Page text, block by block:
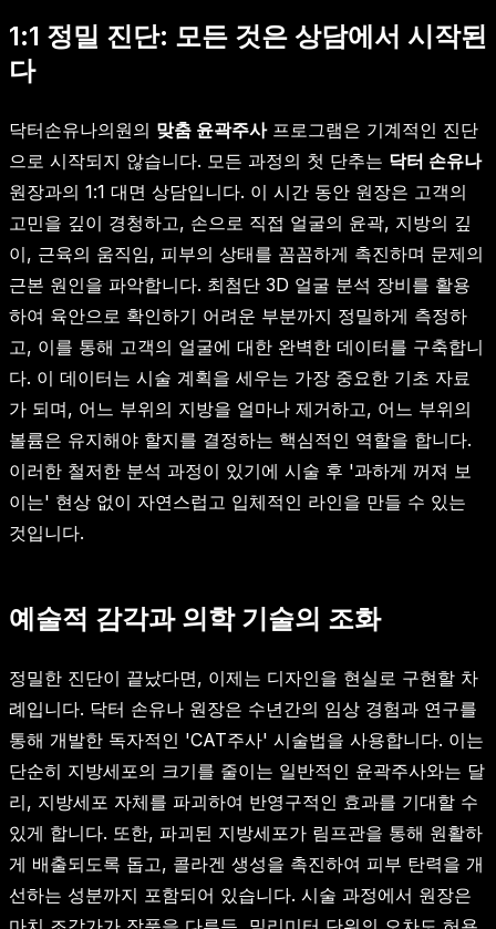
1:1 정밀 진단: 모든 것은 상담에서 시작된
다
닥터손유나의원의 맞춤 윤곽주사프로그램은 기계적인 진단
으로 시작되지 않습니다. 모든 과정의 첫 단추는 닥터 손유나
원장과의 1:1 대면 상담입니다. 이 시간 동안 원장은 고객의
고민을 깊이 경청하고, 손으로 직접 얼굴의 윤곽, 지방의 깊
이, 근육의 움직임, 피부의 상태를 꼼꼼하게 촉진하며 문제의
근본 원인을 파악합니다. 최첨단 3D 얼굴 분석 장비를 활용
하여 육안으로 확인하기 어려운 부분까지 정밀하게 측정하
고, 이를 통해 고객의 얼굴에 대한 완벽한 데이터를 구축합니
다. 이 데이터는 시술 계획을 세우는 가장 중요한 기초 자료
가 되며, 어느 부위의 지방을 얼마나 제거하고, 어느 부위의
볼륨은 유지해야 할지를 결정하는 핵심적인 역할을 합니다.
이러한 철저한 분석 과정이 있기에 시술 후 '과하게 꺼져 보
이는' 현상 없이 자연스럽고 입체적인 라인을 만들 수 있는
것입니다.
예술적 감각과 의학 기술의 조화
정밀한 진단이 끝났다면, 이제는 디자인을 현실로 구현할 차
례입니다. 닥터 손유나 원장은 수년간의 임상 경험과 연구를
통해 개발한 독자적인 'CAT주사' 시술법을 사용합니다. 이는
단순히 지방세포의 크기를 줄이는 일반적인 윤곽주사와는 달
리, 지방세포 자체를 파괴하여 반영구적인 효과를 기대할 수
있게 합니다. 또한, 파괴된 지방세포가 림프관을 통해 원활하
게 배출되도록 돕고, 콜라겐 생성을 촉진하여 피부 탄력을 개
선하는 성분까지 포함되어 있습니다. 시술 과정에서 원장은